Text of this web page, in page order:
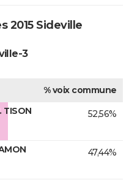
2015 Sideville
3
% voix commune
TISON
52,56%
47,44%